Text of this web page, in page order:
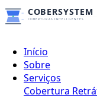
Início
Sobre
Serviços
Cobertura